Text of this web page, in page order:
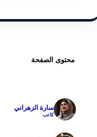
محتوى الصفحة
سارة الزهراني
كاتب